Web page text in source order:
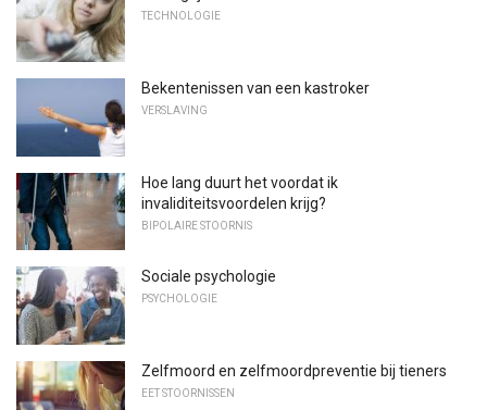
TECHNOLOGIE
Bekentenissen van een kastroker
VERSLAVING
Hoe lang duurt het voordat ik
invaliditeitsvoordelen krijg?
BIPOLAIRE STOORNIS
Sociale psychologie
PSYCHOLOGIE
Zelfmoord en zelfmoordpreventie bij tieners
EET STOORNISSEN